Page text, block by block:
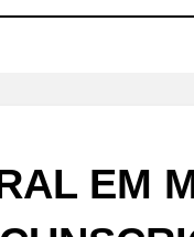
EM